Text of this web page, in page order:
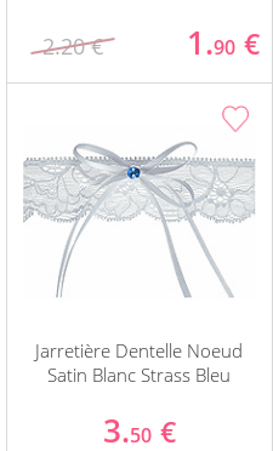
2.20 € 1.90 €
Jarretière Dentelle Noeud
Satin Blanc Strass Bleu
3.50 €